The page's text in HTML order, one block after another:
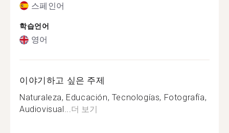
스페인어
학습언어
영어
이야기하고 싶은 주제
Naturaleza, Educación, Tecnologías, Fotografía,
Audiovisual...더 보기